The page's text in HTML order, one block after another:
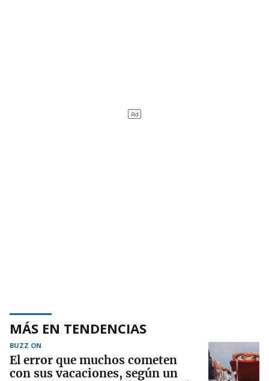
MÁS EN TENDENCIAS
BUZZ ON
El error que muchos cometen
con sus vacaciones, según un